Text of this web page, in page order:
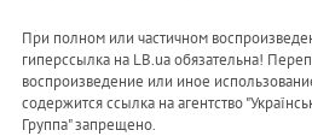
При полном или частичном
гиперссылка на LB.ua обязательна!
воспроизведение или иное
содержится ссылка на агентство
Группа" запрещено.